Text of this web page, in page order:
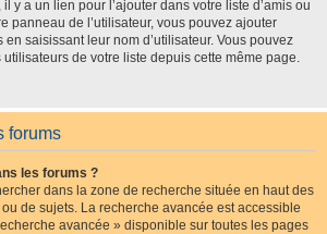
y a un lien pour l’ajouter dans votre liste d’amis ou
panneau de l’utilisateur, vous pouvez ajouter
saisissant leur nom d’utilisateur. Vous pouvez
de votre liste depuis cette même page.
forums
les forums ?
dans la zone de recherche située en haut des
de sujets. La recherche avancée est accessible
avancée » disponible sur toutes les pages